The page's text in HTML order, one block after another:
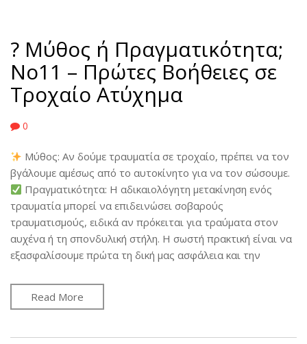
? Μύθος ή Πραγματικότητα;
No11 – Πρώτες Βοήθειες σε
Τροχαίο Ατύχημα
0
Μύθος: Αν δούμε τραυματία σε τροχαίο, πρέπει να τον
βγάλουμε αμέσως από το αυτοκίνητο για να τον σώσουμε.
Πραγματικότητα: Η αδικαιολόγητη μετακίνηση ενός
τραυματία μπορεί να επιδεινώσει σοβαρούς
τραυματισμούς, ειδικά αν πρόκειται για τραύματα στον
αυχένα ή τη σπονδυλική στήλη. Η σωστή πρακτική είναι να
εξασφαλίσουμε πρώτα τη δική μας ασφάλεια και την
Read More